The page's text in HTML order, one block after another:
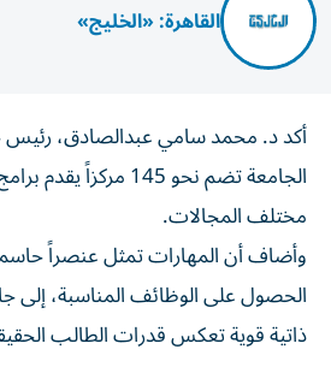
القاهرة: «الخليج»
أكد د. محمد سامي عبدالصادق، رئيس
الجامعة تضم نحو 145
مختلف المجالات.
وأضاف أن المهارات تمثل عنصراً
الحصول على الوظائف المناسبة، إلى
ذاتية قوية تعكس قدرات الطالب